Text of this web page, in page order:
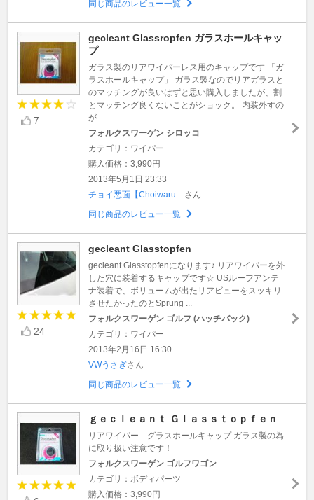
同じ商品のレビュー一覧
7
gecleant Glassropfen ガラスホールキャッ
プ
ガラス製のリアワイパーレス用のキャップです 「ガ
ラスホールキャップ」 ガラス製なのでリアガラスと
のマッチングが良いはずと思い購入しましたが、割
とマッチング良くないことがショック。 内装外すの
が ...
フォルクスワーゲン シロッコ
カテゴリ：ワイパー
購入価格：3,990円
2013年5月1日 23:33
チョイ悪面【Choiwaru ... さん
同じ商品のレビュー一覧
24
gecleant Glasstopfen
gecleant Glasstopfenになります♪ リアワイパーを外
した穴に装着するキャップです☆ USルーフアンテ
ナ装着で、ボリュームが出たリアビューをスッキリ
させたかったのとSprung ...
フォルクスワーゲン ゴルフ (ハッチバック)
カテゴリ：ワイパー
2013年2月16日 16:30
VWうさぎさん
同じ商品のレビュー一覧
ｇｅｃｌｅａｎｔ Ｇｌａｓｓｔｏｐｆｅｎ
リアワイパー グラスホールキャップ ガラス製の為
に取り扱い注意です！
フォルクスワーゲン ゴルフワゴン
カテゴリ：ボディパーツ
購入価格：3,990円